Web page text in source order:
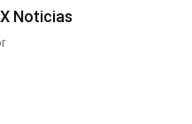
Noticias